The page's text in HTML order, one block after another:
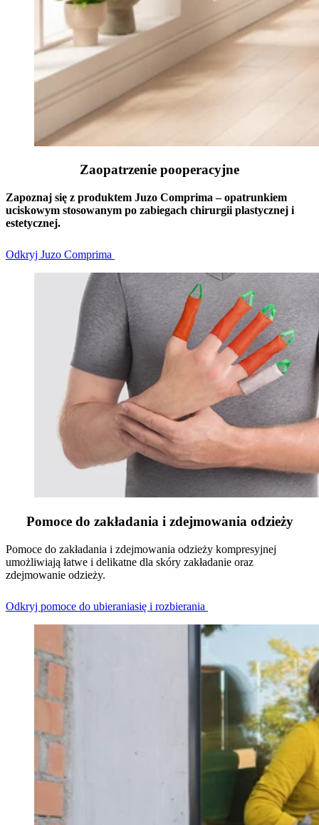
Zaopatrzenie pooperacyjne
Zapoznaj się z produktem Juzo Comprima – opatrunkiem
uciskowym stosowanym po zabiegach chirurgii plastycznej i
estetycznej.
Odkryj Juzo Comprima
Pomoce do zakładania i zdejmowania odzieży
Pomoce do zakładania i zdejmowania odzieży kompresyjnej
umożliwiają łatwe i delikatne dla skóry zakładanie oraz
zdejmowanie odzieży.
Odkryj pomoce do ubieraniasię i rozbierania